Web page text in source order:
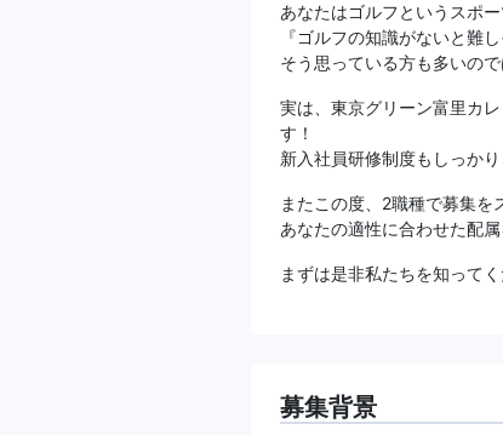
あなたはゴルフというスポ
『ゴルフの知識がないと難し
そう思っている方も多いので
実は、東京グリーン富里カ
す！
新入社員研修制度もしっか
またこの度、2職種で募集を
あなたの適性に合わせた配属
まずは是非私たちを知ってく
募集背景